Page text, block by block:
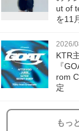
ut of
を11
2026/
KTR
『
rom
定
もっ